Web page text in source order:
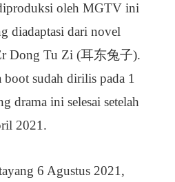
oleh MGTV ini
diadaptasi dari novel
Dong Tu Zi (耳东兔子).
sudah dirilis pada 1
drama ini selesai setelah
2021.
6 Agustus 2021,